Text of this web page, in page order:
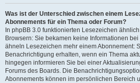
Was ist der Unterschied zwischen einem
Abonnements für ein Thema oder Forum?
In phpBB 3.0 funktionierten Lesezeichen
Browsern: Sie bekamen keine Informationen
ähneln Lesezeichen mehr einem Abonnement:
Benachrichtigung erhalten, wenn ein Thema
hingegen informieren Sie bei einer
Forums des Boards. Die
Abonnements können im persönlichen Bereich